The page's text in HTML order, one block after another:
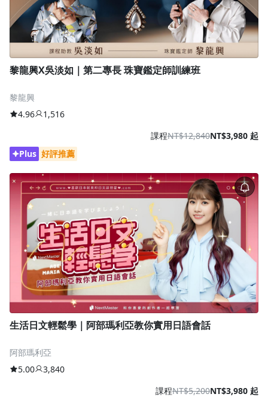
黎龍興X吳淡如｜第二專長 珠寶鑑定師訓練班
黎龍興
4.96
1,516
課程NT$12,840NT$3,980 起
Plus 好評推薦
生活日文輕鬆學｜阿部瑪利亞教你實用日語會話
阿部瑪利亞
5.00
3,840
課程NT$5,200NT$3,980 起